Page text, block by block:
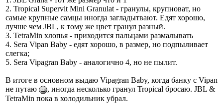
2. Tropical Supervit Mini Granulat - гранулы, крупноват, но
самые крупные самцы иногда загладытвают. Едят хорошо,
лучше чем JBL, к тому же цвет гранул разный.
3. TetraMin хлопья - приходится пальцами размалывать
4. Sera Vipan Baby - едят хорошо, в размер, но подпыливает
слегка;
5. Sera Vipagran Baby - аналогично 4, но не пылит.
В итоге в основном выдаю Vipagran Baby, когда банку с Vipan
не путаю
, иногда несколько гранул Tropical бросаю. JBL &
TetraMin пока в холодильник убрал.